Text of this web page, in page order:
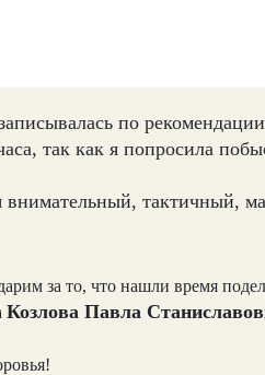
по
так как я попросила
внимательный, тактичный,
за то, что нашли время
Козлова Павла